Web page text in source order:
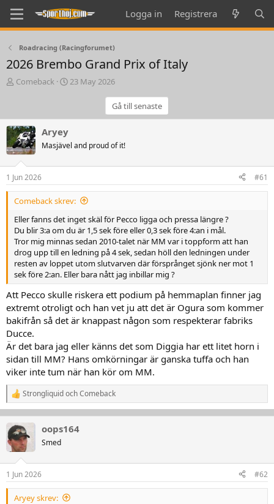
Logga in Registrera
Roadracing (Racingforumet)
2026 Brembo Grand Prix of Italy
T
a
d
s
t
a
r
t
e
Comeback
S
a
e
23 May 2026
Gå till senaste
Aryey
Masjävel and proud of it!
1 Jun 2026 #61
Comeback skrev:
Eller fanns det inget skäl för Pecco ligga och pressa längre ?
Du blir 3:a om du är 1,5 sek före eller 0,3 sek före 4:an i mål.
Tror mig minnas sedan 2010-talet när MM var i toppform att han
drog upp till en ledning på 4 sek, sedan höll den ledningen under
resten av loppet utom slutvarven där försprånget sjönk ner mot 1
sek före 2:an. Eller bara nått jag inbillar mig ?
Att Pecco skulle riskera ett podium på hemmaplan finner jag
extremt otroligt och han vet ju att det är Ogura som kommer
bakifrån så det är knappast någon som respekterar fabriks
Ducce.
Är det bara jag eller känns det som Diggia har ett litet horn i
sidan till MM? Hans omkörningar är ganska tuffa och han
viker inte tum när han kör om MM.
R
e
a
k
t
i
n
e
r
StrongliquidochComeback
oops164
Smed
1 Jun 2026 #62
Aryey skrev: